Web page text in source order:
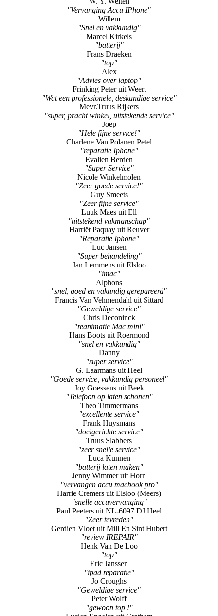
"Vervanging Accu IPhone"
Willem
"Snel en vakkundig"
Marcel Kirkels
"batterij"
Frans Draeken
"top"
Alex
"Advies over laptop"
Frinking Peter uit Weert
"Wat een professionele, deskundige service"
Mevr.Truus Rijkers
"super, pracht winkel, uitstekende service"
Joep
"Hele fijne service!"
Charlene Van Polanen Petel
"reparatie Iphone"
Evalien Berden
"Super Service"
Nicole Winkelmolen
"Zeer goede service!"
Guy Smeets
"Zeer fijne service"
Luuk Maes uit Ell
"uitstekend vakmanschap"
Harriët Paquay uit Reuver
"Reparatie Iphone"
Luc Jansen
"Super behandeling"
Jan Lemmens uit Elsloo
"imac"
Alphons
"snel, goed en vakundig gerepareerd"
Francis Van Vehmendahl uit Sittard
"Geweldige service"
Chris Deconinck
"reanimatie Mac mini"
Hans Boots uit Roermond
"snel en vakkundig"
Danny
"super service"
G. Laarmans uit Heel
"Goede service, vakkundig personeel"
Joy Goessens uit Beek
"Telefoon op laten schonen"
Theo Timmermans
"excellente service"
Frank Huysmans
"doelgerichte service"
Truus Slabbers
"zeer snelle service"
Luca Kunnen
"batterij laten maken"
Jenny Wimmer uit Horn
"vervangen accu macbook pro"
Harrie Cremers uit Elsloo (Meers)
"snelle accuvervanging"
Paul Peeters uit NL-6097 DJ Heel
"Zeer tevreden"
Gerdien Vloet uit Mill En Sint Hubert
"review IREPAIR"
Henk Van De Loo
"top"
Eric Janssen
"ipad reparatie"
Jo Croughs
"Geweldige service"
Peter Wolff
"gewoon top !"